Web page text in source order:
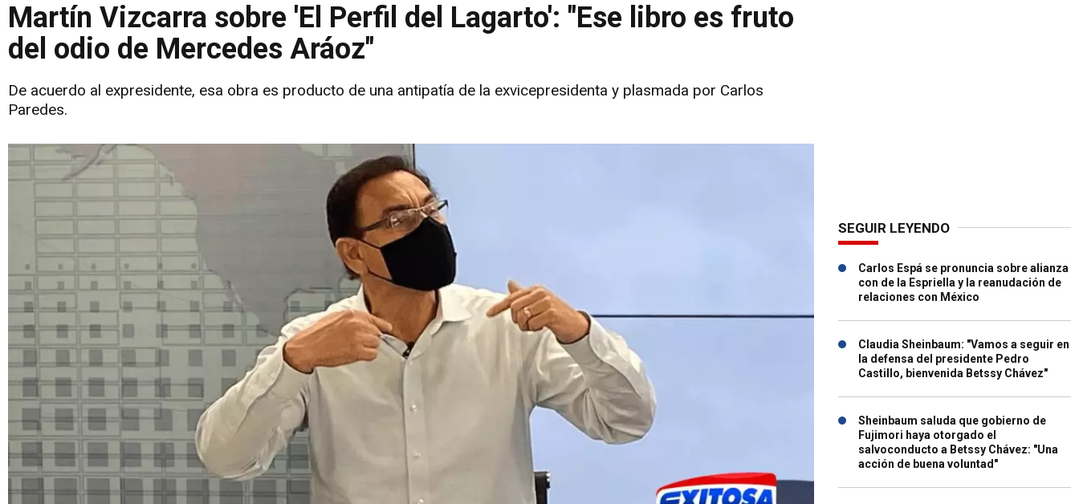
Martín Vizcarra sobre 'El Perfil del Lagarto': "Ese libro es fruto
del odio de Mercedes Aráoz"
De acuerdo al expresidente, esa obra es producto de una antipatía de la exvicepresidenta y plasmada por Carlos
Paredes.
SEGUIR LEYENDO
Carlos Espá se pronuncia sobre alianza
con de la Espriella y la reanudación de
relaciones con México
Claudia Sheinbaum: "Vamos a seguir en
la defensa del presidente Pedro
Castillo, bienvenida Betssy Chávez"
Sheinbaum saluda que gobierno de
Fujimori haya otorgado el
salvoconducto a Betssy Chávez: "Una
acción de buena voluntad"